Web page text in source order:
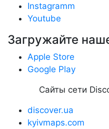
Instagramm
Youtube
Загружайте
Apple Store
Google Play
Сайты сети
discover.ua
kyivmaps.com